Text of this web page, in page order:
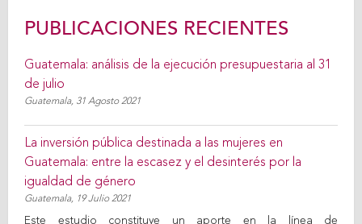
PUBLICACIONES RECIENTES
Guatemala: análisis de la ejecución presupuestaria al 31
de julio
Guatemala, 31 Agosto 2021
La inversión pública destinada a las mujeres en
Guatemala: entre la escasez y el desinterés por la
igualdad de género
Guatemala, 19 Julio 2021
Este estudio constituye un aporte en la línea de